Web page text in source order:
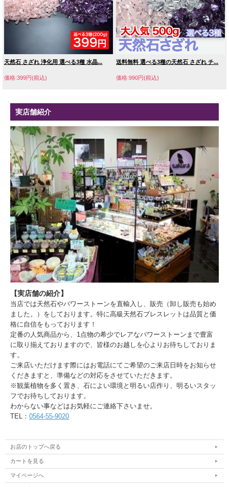
天然石 さざれ 浄化用 選べる3種 水晶...
価格:399円(税込)
送料無料 選べる3種の天然石 さざれ チ...
価格:990円(税込)
実店舗紹介
【実店舗の紹介】
当店では天然石やパワーストーンを直輸入し、販売（卸し販売も始め
ました。）をしております。特に高級天然石ブレスレットは品質と価
格に自信をもっております！
定番の人気商品から、1点物の希少でレアなパワーストーンまで豊富
に取り揃えておりますので、皆様のお越しを心よりお待ちしておりま
す。
ご来店いただけます際にはお電話にてご希望のご来店日時をお知らせ
くだきますと、準備などの対応をさせていただきます。
※観葉植物を多く置き、石によい環境と明るい店作り、明るいスタッ
フでお待ちしております。
わからない事などはお気軽にご連絡下さいませ。
TEL： 0564-55-9020
お店のトップへ戻る
カートを見る
マイページへ